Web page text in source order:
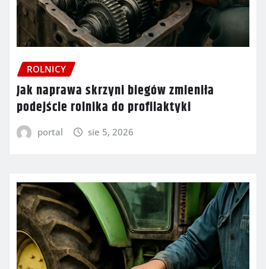
ROLNICY
Jak naprawa skrzyni biegów zmieniła
podejście rolnika do profilaktyki
portal sie 5, 2026